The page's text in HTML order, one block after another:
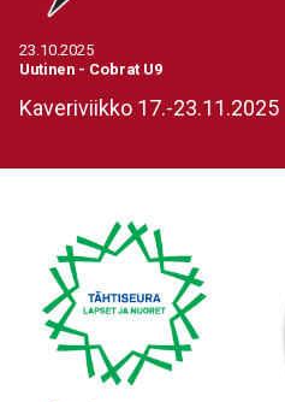
23.10.2025
Uutinen - Cobrat U9
Kaveriviikko 17.-23.11.2025